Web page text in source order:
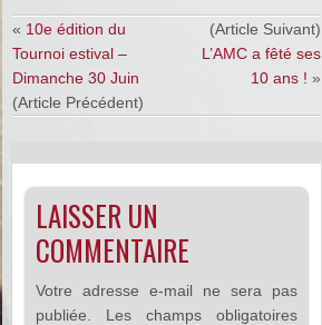
« 10e édition du
Tournoi estival –
Dimanche 30 Juin
(Article Précédent)
(Article Suivant)
L’AMC a fêté ses
10 ans ! »
LAISSER UN
COMMENTAIRE
Votre adresse e-mail ne sera pas
publiée.
Les champs obligatoires